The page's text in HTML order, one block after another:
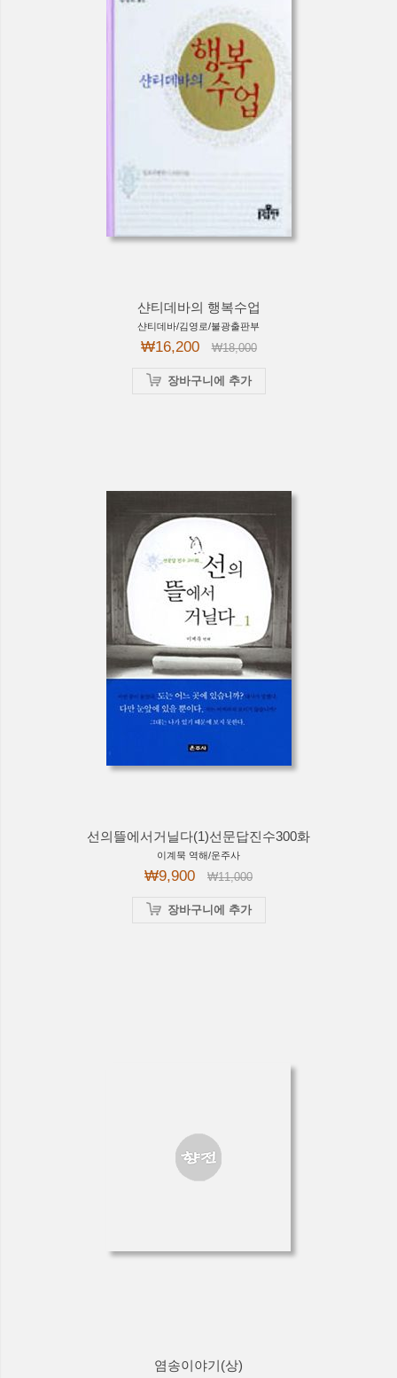
샨티데바의 행복수업
샨티데바/김영로/불광출판부
₩16,200 ₩18,000
장바구니에 추가
선의뜰에서거닐다(1)선문답진수300화
이계묵 역해/운주사
₩9,900 ₩11,000
장바구니에 추가
염송이야기(상)